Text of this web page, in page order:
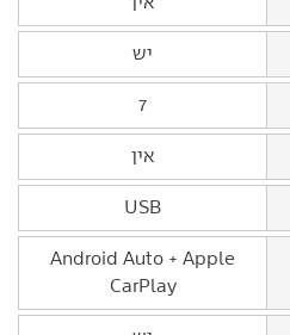
יש
7
אין
USB
Android Auto + Apple
CarPlay